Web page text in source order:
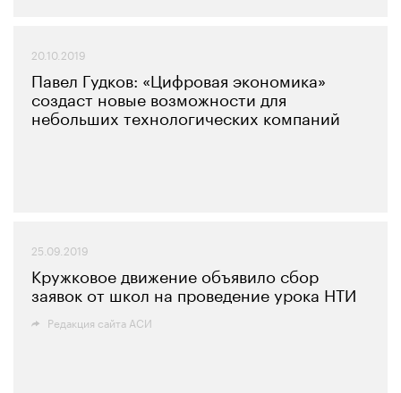
20.10.2019
Павел Гудков: «Цифровая экономика»
создаст новые возможности для
небольших технологических компаний
25.09.2019
Кружковое движение объявило сбор
заявок от школ на проведение урока НТИ
Редакция сайта АСИ